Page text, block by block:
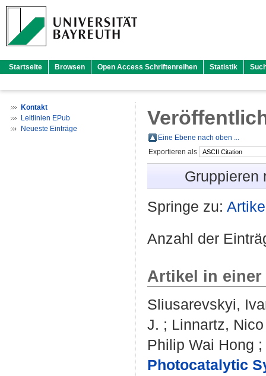
Startseite Browsen Open Access Schriftenreihen Statistik
Kontakt
Leitlinien EPub
Neueste Einträge
Eine Ebene nach oben ...
Exportieren als
Gruppieren
Springe zu:
Anzahl der
Artikel in
Sliusarevskyi,
J. ; Linnartz,
Philip Wai Hong ;
Photocatalytic